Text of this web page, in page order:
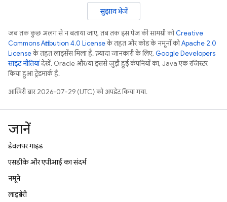
सुझाव भेजें
जब तक कुछ अलग से न बताया जाए, तब तक इस पेज की सामग्री कोCreative
Commons Attribution 4.0 Licenseके तहत और कोड के नमूनों कोApache 2.0
Licenseके तहत लाइसेंस मिला है. ज़्यादा जानकारी के लिए, Google Developers
साइट नीतियांदेखें. Oracle और/या इससे जुड़ी हुई कंपनियों का, Java एक रजिस्टर
किया हुआ ट्रेडमार्क है.
आखिरी बार 2026-07-29 (UTC) को अपडेट किया गया.
जानें
डेवलपर गाइड
एसडीके और एपीआई का संदर्भ
नमूने
लाइब्रेरी